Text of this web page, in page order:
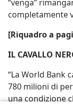
“venga”
completamente
[Riquadro a
IL CAVALLO
“La World Bank
780 milioni di
una condizione